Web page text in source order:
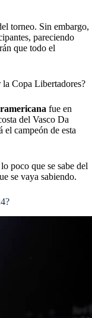
torneo. Sin embargo,
pareciendo
que todo el
Copa Libertadores?
fue en
del Vasco Da
el campeón de esta
poco que se sabe del
se vaya sabiendo.